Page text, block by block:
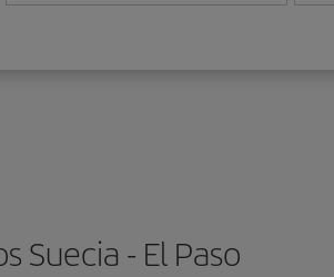
Suecia - El Paso